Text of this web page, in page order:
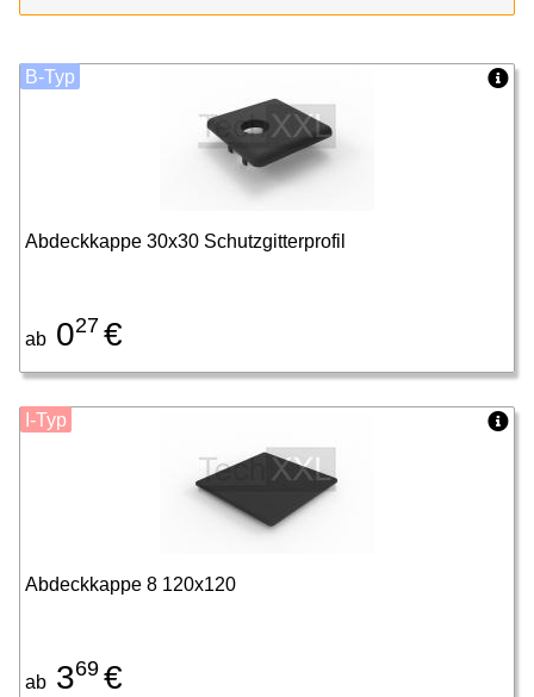
Abdeckkappe 30x30 Schutzgitterprofil
ab 027 €
B-Typ
Abdeckkappe 8 120x120
ab 369 €
I-Typ